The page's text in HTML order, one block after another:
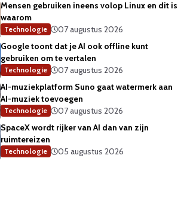
Mensen gebruiken ineens volop Linux en dit is
waarom
Technologie
07 augustus 2026
Google toont dat je AI ook offline kunt
gebruiken om te vertalen
Technologie
07 augustus 2026
AI-muziekplatform Suno gaat watermerk aan
AI-muziek toevoegen
Technologie
07 augustus 2026
SpaceX wordt rijker van AI dan van zijn
ruimtereizen
Technologie 05 augustus 2026